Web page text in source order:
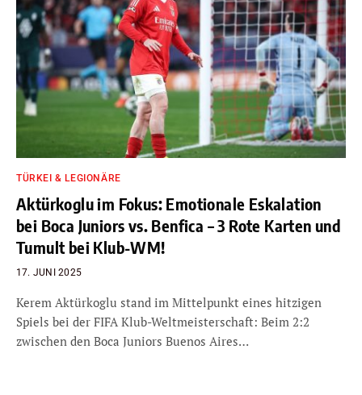
TÜRKEI & LEGIONÄRE
Aktürkoglu im Fokus: Emotionale Eskalation
bei Boca Juniors vs. Benfica – 3 Rote Karten und
Tumult bei Klub-WM!
17. JUNI 2025
Kerem Aktürkoglu stand im Mittelpunkt eines hitzigen
Spiels bei der FIFA Klub-Weltmeisterschaft: Beim 2:2
zwischen den Boca Juniors Buenos Aires…